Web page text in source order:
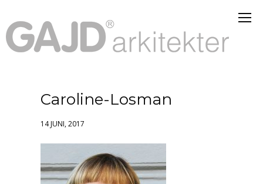
Caroline-Losman
14 JUNI, 2017